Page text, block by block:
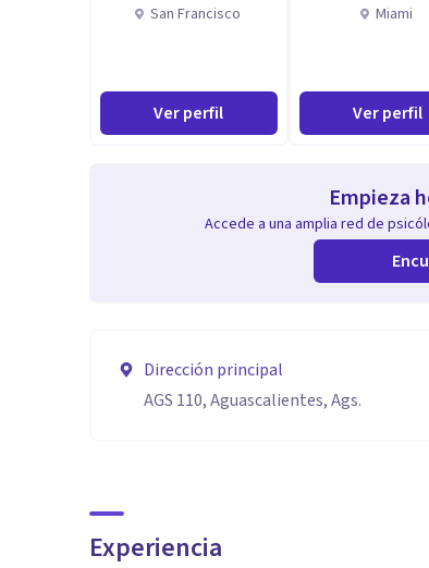
San Francisco
Ver perfil
Miami
Ver perfil
Empieza
Accede a una amplia red de
Dirección principal
AGS 110, Aguascalientes, Ags.
Experiencia